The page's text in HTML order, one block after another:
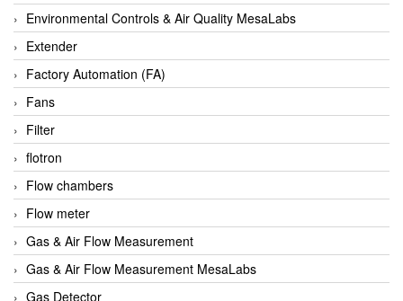
AOBEN
Apex Dynamics Vietnam
Apex Dynamics Vietnam
Apiste
APLISENS VietNam
Apollo Fire
Appleton
AQ Matic
Aqualabo Vietnam
Aquametro
ARCA Regler
Environmental Controls & Air Quality MesaLabs
Extender
Factory Automation (FA)
Fans
Filter
flotron
Flow chambers
Flow meter
Gas & Air Flow Measurement
Gas & Air Flow Measurement MesaLabs
Gas Detector